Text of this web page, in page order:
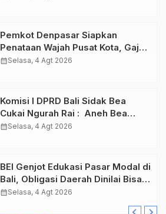
Pemkot Denpasar Siapkan
Penataan Wajah Pusat Kota, Gajah
Mada Jadi Salah Satu Kawasan
calendar_monthSelasa, 4 Agt 2026
Komisi I DPRD Bali Sidak Bea
Cukai Ngurah Rai : Aneh Bea
Cukai Tolak berikan List Data
calendar_monthSelasa, 4 Agt 2026
BEI Genjot Edukasi Pasar Modal di
Bali, Obligasi Daerah Dinilai Bisa
Jadi Mesin Percepatan
calendar_monthSelasa, 4 Agt 2026